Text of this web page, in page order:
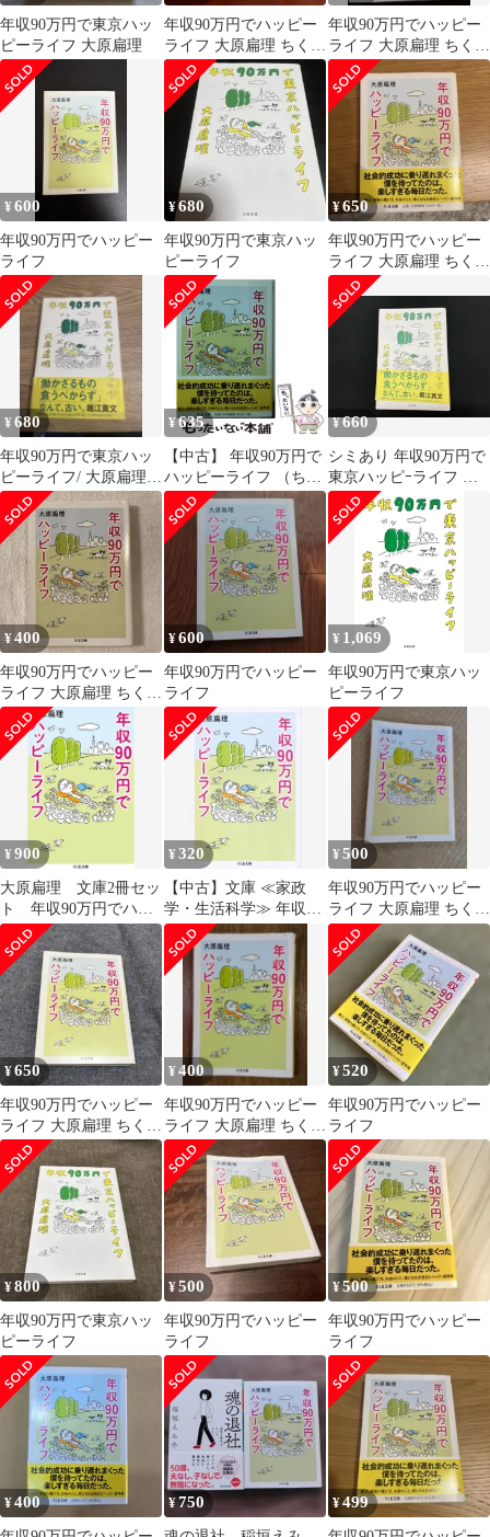
年収90万円で東京ハッ
ピーライフ 大原扁理
年収90万円でハッピー
ライフ 大原扁理 ちくま
文庫
年収90万円でハッピー
ライフ 大原扁理 ちくま
文庫
¥600
年収90万円でハッピー
ライフ
¥680
年収90万円で東京ハッ
ピーライフ
¥650
年収90万円でハッピー
ライフ 大原扁理 ちくま
文庫
¥680
年収90万円で東京ハッ
ピーライフ/ 大原扁理
【帯付き】
¥ 635
【中古】 年収90万円で
ハッピーライフ （ちく
ま文庫） / 大原 扁理 /
筑摩書房
¥660
シミあり 年収90万円で
東京ハッピｰライフ 大
原扁理
¥400
年収90万円でハッピー
ライフ 大原扁理 ちくま
文庫
¥600
年収90万円でハッピー
ライフ
¥ 1,069
年収90万円で東京ハッ
ピーライフ
¥900
大原扁理 文庫2冊セッ
ト 年収90万円でハッ
ピーライフ 思い立っ
たら隠居
¥320
【中古】文庫 ≪家政
学・生活科学≫ 年収90
万円でハッピーライフ
¥500
年収90万円でハッピー
ライフ 大原扁理 ちくま
文庫
¥650
年収90万円でハッピー
ライフ 大原扁理 ちくま
文庫
¥400
年収90万円でハッピー
ライフ 大原扁理 ちくま
文庫
¥520
年収90万円でハッピー
ライフ
¥800
年収90万円で東京ハッ
ピーライフ
¥500
年収90万円でハッピー
ライフ
¥500
年収90万円でハッピー
ライフ
¥400 ¥750 ¥499